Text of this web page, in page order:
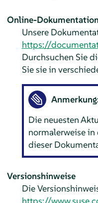
Online-
Unsere
https://
Durchsuchen Sie
Sie sie in
Die neuesten
normalerweise in
dieser
Versionshinweise
Die
https://